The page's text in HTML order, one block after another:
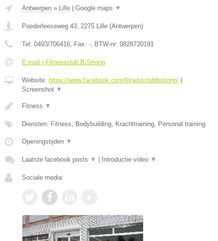
Antwerpen » Lille Google maps ▼
Poederleeseweg 43, 2275 Lille (Antwerpen)
Tel: 0493/706416, Fax: -, BTW-nr: 0828720191
E-mail › Fitnessclub B-Strong
Website: https://www.facebook.com/fitnessclubbstrong/
Screenshot ▼
Fitness ▼
Diensten: Fitness, Bodybuilding, Krachttraining, Personal training
Openingstijden ▼
Laatste facebook posts ▼ Introductie video ▼
Sociale media: